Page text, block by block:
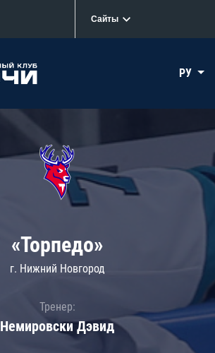
Сайты
РУ
«Торпедо»
г. Нижний Новгород
Тренер:
Немировски Дэвид